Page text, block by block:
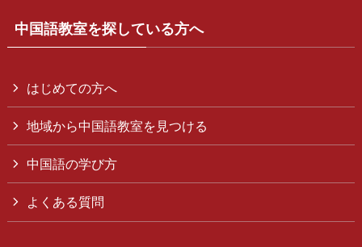
中国語教室を探している方へ
はじめての方へ
地域から中国語教室を見つける
中国語の学び方
よくある質問